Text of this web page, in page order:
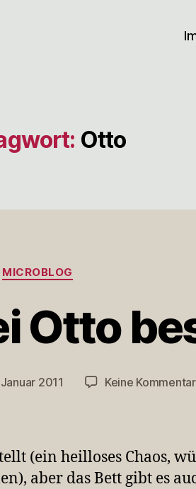
Otto
Kategorien
MICROBLOG
Otto
2011 Keine
(ein heilloses Chaos,
aber das Bett gibt es